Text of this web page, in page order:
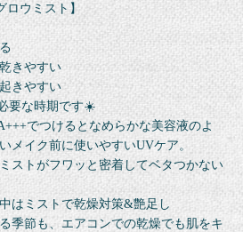
ロウミスト】
きやすい
きやすい
要な時期です☀️
でつけるとなめらかな美容液のよ
メイク前に使いやすいUVケア。
ストがフワッと密着してベタつかない
はミストで乾燥対策&艶足し
季節も、エアコンでの乾燥でも肌をキ